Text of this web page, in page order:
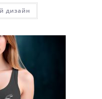
дизайн